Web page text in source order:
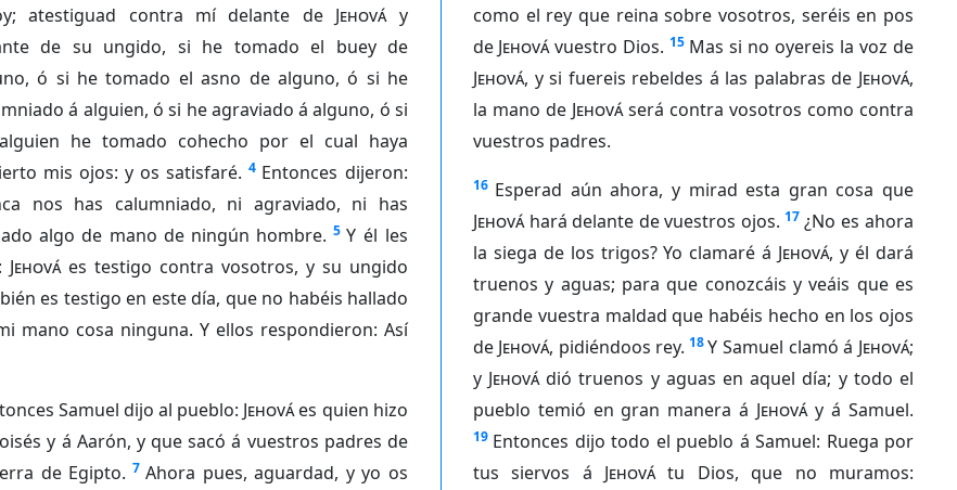
atestiguad contra mí delante de Jehováy
de su ungido, si he tomado el buey de
ó si he tomado el asno de alguno, ó si he
á alguien, ó si he agraviado á alguno, ó si
he tomado cohecho por el cual haya
mis ojos: y os satisfaré. 4 Entonces dijeron:
nos has calumniado, ni agraviado, ni has
algo de mano de ningún hombre. 5 Y él les
Jehováes testigo contra vosotros, y su ungido
es testigo en este día, que no habéis hallado
mano cosa ninguna. Y ellos respondieron: Así
Samuel dijo al pueblo: Jehováes quien hizo
y á Aarón, y que sacó á vuestros padres de
de Egipto. 7 Ahora pues, aguardad, y yo os
como el rey que reina sobre vosotros, seréis en pos
de Jehovávuestro Dios. 15 Mas si no oyereis la voz de
Jehová, y si fuereis rebeldes á las palabras de Jehová,
la mano de Jehováserá contra vosotros como contra
vuestros padres.
16 Esperad aún ahora, y mirad esta gran cosa que
Jehováhará delante de vuestros ojos. 17 ¿No es ahora
la siega de los trigos? Yo clamaré á Jehová, y él dará
truenos y aguas; para que conozcáis y veáis que es
grande vuestra maldad que habéis hecho en los ojos
de Jehová, pidiéndoos rey. 18Y Samuel clamó á Jehová;
y Jehovádió truenos y aguas en aquel día; y todo el
pueblo temió en gran manera á Jehováy á Samuel.
19 Entonces dijo todo el pueblo á Samuel: Ruega por
tus siervos á Jehovátu Dios, que no muramos: